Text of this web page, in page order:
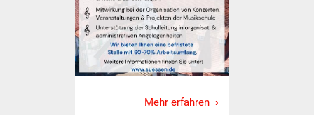
Lebenslagen
Formulare
Mehr erfahren